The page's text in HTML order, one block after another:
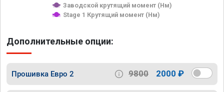
Заводской крутящий момент (Нм)
Stage 1 Крутящий момент (Нм)
Дополнительные опции:
Прошивка Евро 2 9800 2000 ₽